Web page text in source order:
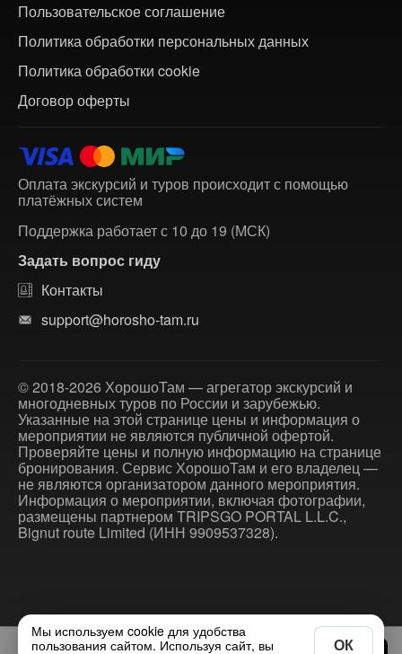
Пользовательское соглашение
Политика обработки персональных данных
Политика обработки cookie
Договор оферты
Оплата экскурсий и туров происходит с помощью
платёжных систем
Поддержка работает с 10 до 19 (МСК)
Задать вопрос гиду
Контакты
support@horosho-tam.ru
© 2018-2026 ХорошоТам — агрегатор экскурсий и
многодневных туров по России и зарубежью.
Указанные на этой странице цены и информация о
мероприятии не являются публичной офертой.
Проверяйте цены и полную информацию на странице
бронирования. Сервис ХорошоТам и его владелец —
не являются организатором данного мероприятия.
Информация о мероприятии, включая фотографии,
размещены партнером TRIPSGO PORTAL L.L.C.,
Bignut route Limited (ИНН 9909537328).
Мы используем cookie для удобства
пользования сайтом. Используя сайт, вы
ОК